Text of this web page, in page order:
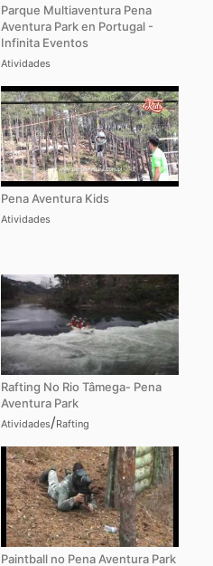
Parque Multiaventura Pena
Aventura Park en Portugal -
Infinita Eventos
Atividades
Pena Aventura Kids
Atividades
Rafting No Rio Tâmega- Pena
Aventura Park
Atividades/Rafting
Paintball no Pena Aventura Park